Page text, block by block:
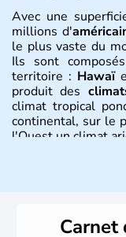
Avec une
millions d'
le plus vaste du
Ils sont
territoire : Hawaï
produit des
climat tropical
continental, sur le
l'Ouest un climat
PlusieursCarnet